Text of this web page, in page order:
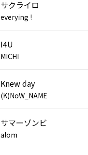
サクライロ
everying !
I4U
MICHI
Knew day
(K)NoW_NAME
サマーゾンビ
alom